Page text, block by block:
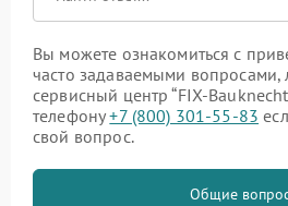
Вы можете ознакомиться с
часто задаваемыми вопросами,
сервисный центр “FIX-
телефону+7 (800) 301-55-83
свой вопрос.
Общие